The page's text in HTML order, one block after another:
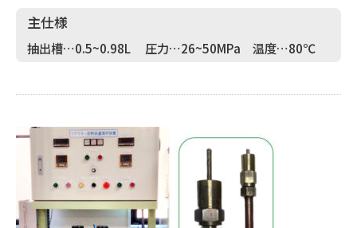
主仕様
抽出槽…0.5~0.98L 圧力…26~50MPa 温度…80℃